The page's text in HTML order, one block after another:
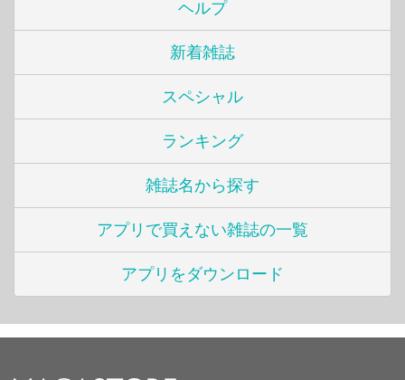
ヘルプ
新着雑誌
スペシャル
ランキング
雑誌名から探す
アプリで買えない雑誌の一覧
アプリをダウンロード